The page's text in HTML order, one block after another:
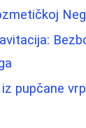
pupčane